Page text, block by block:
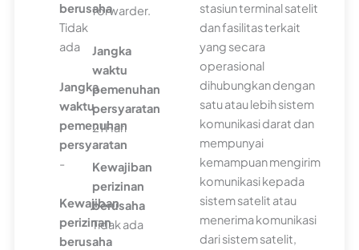
berusaha
Tidak
ada
Jangka
waktu
pemenuhan
persyaratan
-
Kewajiban
perizinan
berusaha
forwarder.
Jangka
waktu
pemenuhan
persyaratan
21 Hari
Kewajiban
perizinan
berusaha
Tidak ada
stasiun terminal satelit
dan fasilitas terkait
yang secara
operasional
dihubungkan dengan
satu atau lebih sistem
komunikasi darat dan
mempunyai
kemampuan mengirim
komunikasi kepada
sistem satelit atau
menerima komunikasi
dari sistem satelit,